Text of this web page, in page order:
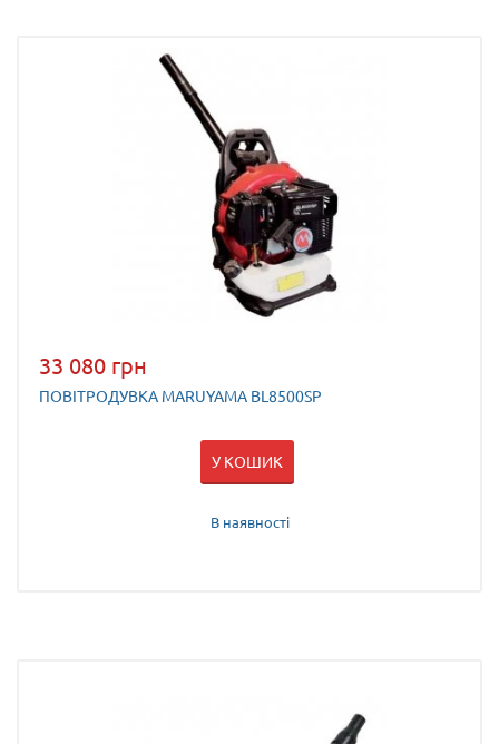
33 080 грн
ПОВІТРОДУВКА MARUYAMA BL8500SP
У КОШИК
В наявності